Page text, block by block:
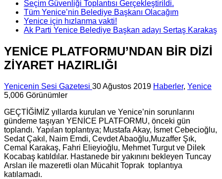
Seçim Güvenliği Toplantısı Gerçekleştirildi.
Tüm Yenice’nin Belediye Başkanı Olacağım
Yenice için hızlanma vakti!
Ak Parti Yenice Belediye Başkan adayı Sertaş Karakaş
YENİCE PLATFORMU’NDAN BİR DİZİ
ZİYARET HAZIRLIĞI
Yenicenin Sesi Gazetesi 30 Ağustos 2019 Haberler, Yenice
5,006 Görünümler
GEÇTİĞİMİZ yıllarda kurulan ve Yenice’nin sorunlarını
gündeme taşıyan YENİCE PLATFORMU, önceki gün
toplandı. Yapılan toplantıya; Mustafa Akay, İsmet Cebecioğlu,
Sedat Çakıl, Naim Emdi, Cevdet Abaoğlu,Muzaffer Şık,
Cemal Karakaş, Fahri Elieyioğlu, Mehmet Turgut ve Dilek
Kocabaş katıldılar. Hastanede bir yakınını bekleyen Tuncay
Arslan ile mazeretli olan Mücahit Toprak toplantıya
katılamadı.